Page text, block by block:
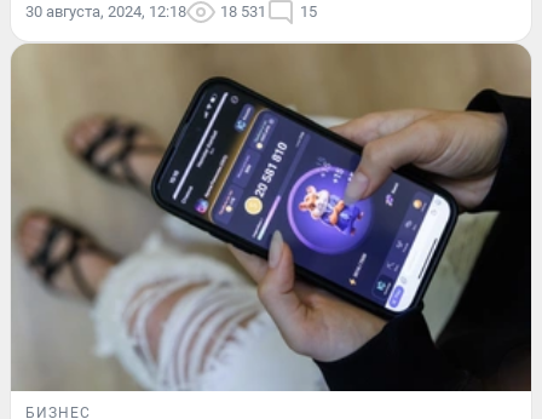
30 августа, 2024, 12:18 18 531 15
БИЗНЕС